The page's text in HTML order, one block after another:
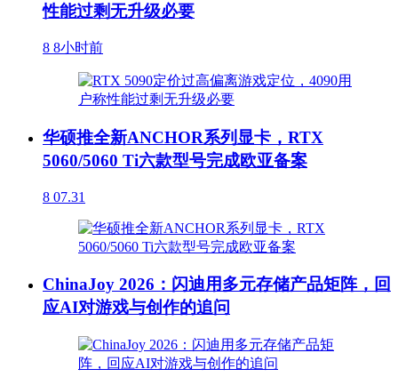
性能过剩无升级必要
8 8小时前
华硕推全新ANCHOR系列显卡，RTX
5060/5060 Ti六款型号完成欧亚备案
8 07.31
ChinaJoy 2026：闪迪用多元存储产品矩阵，回
应AI对游戏与创作的追问